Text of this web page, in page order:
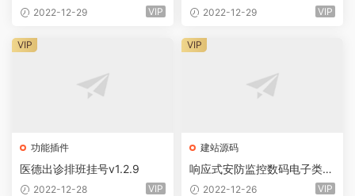
+前端2022-12-29 VIP 2022-12-29 VIP
功能插件
医德出诊排班挂号v1.2.9
2022-12-28 VIP
VIP
建站源码
响应式安防监控数码电子类企
业网站eyoucms易优模板(pc
2022-12-26 VIP
VIP